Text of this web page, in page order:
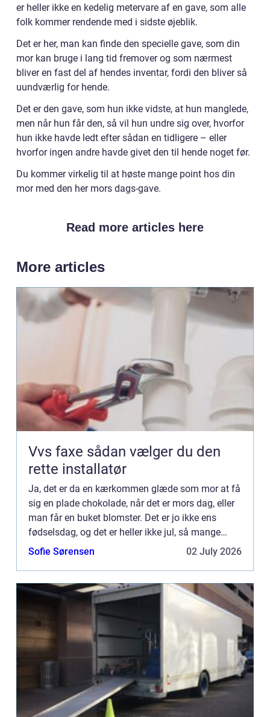
er heller ikke en kedelig metervare af en gave, som alle
folk kommer rendende med i sidste øjeblik.
Det er her, man kan finde den specielle gave, som din
mor kan bruge i lang tid fremover og som nærmest
bliver en fast del af hendes inventar, fordi den bliver så
uundværlig for hende.
Det er den gave, som hun ikke vidste, at hun manglede,
men når hun får den, så vil hun undre sig over, hvorfor
hun ikke havde ledt efter sådan en tidligere – eller
hvorfor ingen andre havde givet den til hende noget før.
Du kommer virkelig til at høste mange point hos din
mor med den her mors dags-gave.
Read more articles here
More articles
Vvs faxe sådan vælger du den
rette installatør
Ja, det er da en kærkommen glæde som mor at få
sig en plade chokolade, når det er mors dag, eller
man får en buket blomster. Det er jo ikke ens
fødselsdag, og det er heller ikke jul, så mange
betragter det s...
Sofie Sørensen 02 July 2026